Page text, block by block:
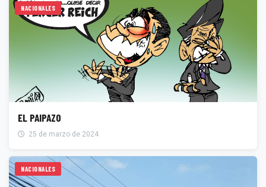
NACIONALES
EL PAIPAZO
25 de marzo de 2024
NACIONALES